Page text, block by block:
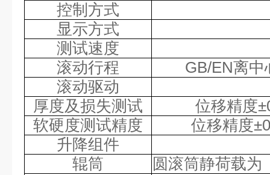
控制方式
显示方式
测试速度
滚动行程
GB/EN离
滚动驱动
厚度及损失测试
位移精度
软硬度测试精度
位移精度
升降组件
辊筒
圆滚筒静荷载为